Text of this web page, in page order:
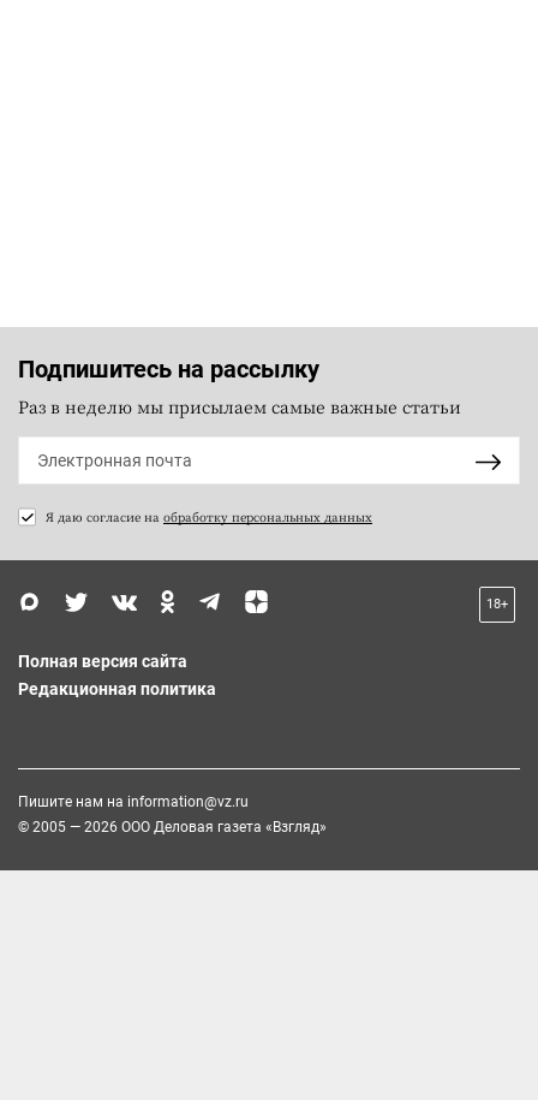
Подпишитесь на рассылку
Раз в неделю мы присылаем самые важные статьи
Я даю согласие на обработку персональных данных
18+
Полная версия сайта
Редакционная политика
Пишите нам на information@vz.ru
© 2005 — 2026 ООО Деловая газета «Взгляд»